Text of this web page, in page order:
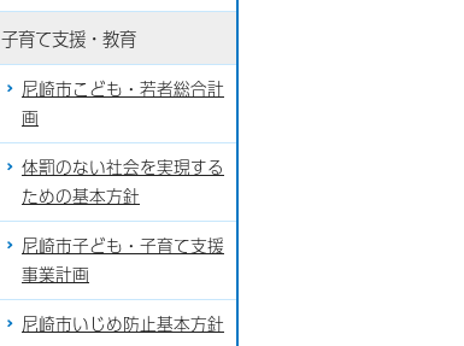
子育て支援・教育
尼崎市こども・若者総合計
画
体罰のない社会を実現する
ための基本方針
尼崎市子ども・子育て支援
事業計画
尼崎市いじめ防止基本方針